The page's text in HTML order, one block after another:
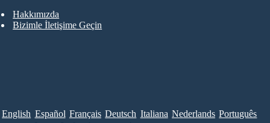
Hakkımızda
Bizimle İletişime Geçin
English Español Français Deutsch Italiana Nederlands Português